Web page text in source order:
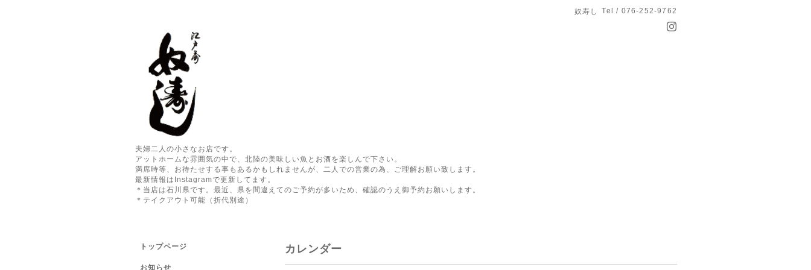
奴寿し Tel / 076-252-9762
夫婦二人の小さなお店です。
アットホームな雰囲気の中で、北陸の美味しい魚とお酒を楽しんで下さい。
満席時等、お待たせする事もあるかもしれませんが、二人での営業の為、ご理解お願い致します。
最新情報はInstagramで更新してます。
＊当店は石川県です。最近、県を間違えてのご予約が多いため、確認のうえ御予約お願いします。
＊テイクアウト可能（折代別途）
カレンダー
トップページ
お知らせ